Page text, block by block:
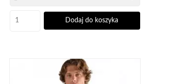
Dodaj do koszyka